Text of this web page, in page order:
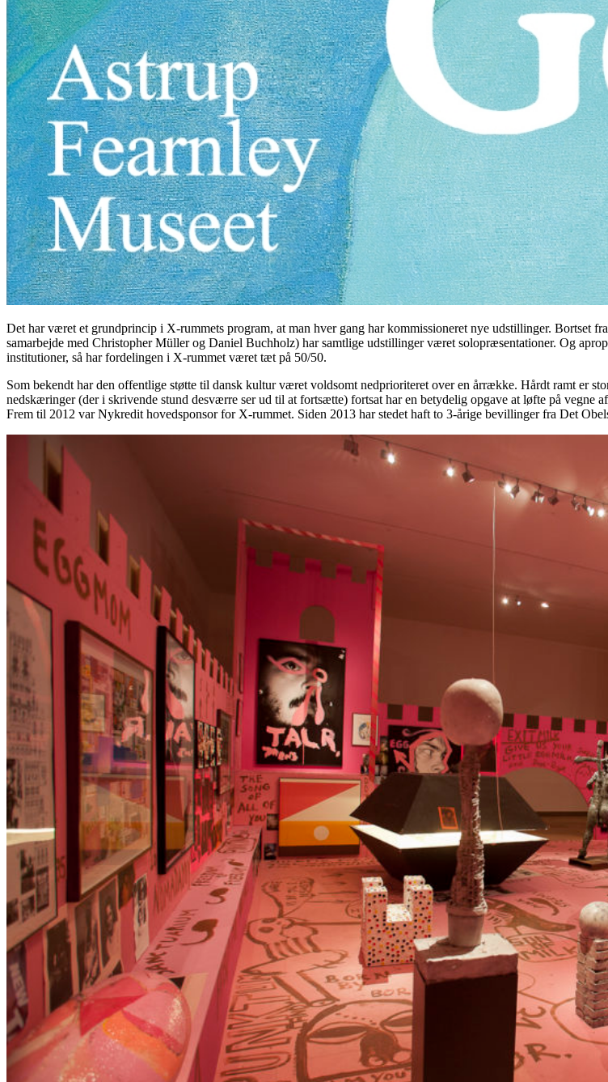
Det har været et grundprincip i X-rummets program, at man hver gang har kommissioneret nye udstillinger. Bortset
samarbejde med Christopher Müller og Daniel Buchholz) har samtlige udstillinger været solopræsentationer. Og
institutioner, så har fordelingen i X-rummet været tæt på 50/50.
Som bekendt har den offentlige støtte til dansk kultur været voldsomt nedprioriteret over en årrække. Hårdt ramt er
nedskæringer (der i skrivende stund desværre ser ud til at fortsætte) fortsat har en betydelig opgave at løfte på
Frem til 2012 var Nykredit hovedsponsor for X-rummet. Siden 2013 har stedet haft to 3-årige bevillinger fra Det